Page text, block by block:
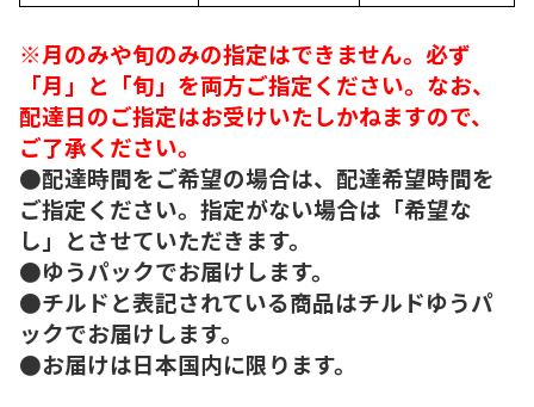
※月のみや旬のみの指定はできません。必ず
「月」と「旬」を両方ご指定ください。なお、
配達日のご指定はお受けいたしかねますので、
ご了承ください。
●配達時間をご希望の場合は、配達希望時間を
ご指定ください。指定がない場合は「希望な
し」とさせていただきます。
●ゆうパックでお届けします。
●チルドと表記されている商品はチルドゆうパ
ックでお届けします。
●お届けは日本国内に限ります。